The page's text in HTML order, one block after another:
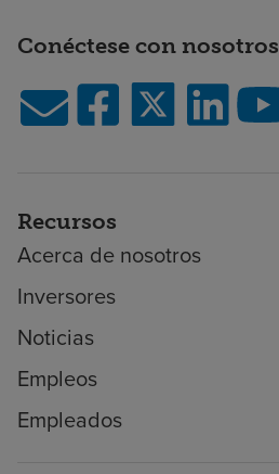
Conéctese con nosotros
Recursos
Acerca de nosotros
Inversores
Noticias
Empleos
Empleados